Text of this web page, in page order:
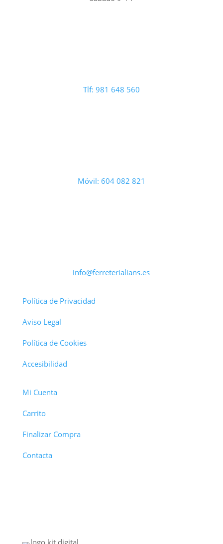
Tlf: 981 648 560
Móvil: 604 082 821
info@ferreterialians.es
Política de Privacidad
Aviso Legal
Política de Cookies
Accesibilidad
Mi Cuenta
Carrito
Finalizar Compra
Contacta